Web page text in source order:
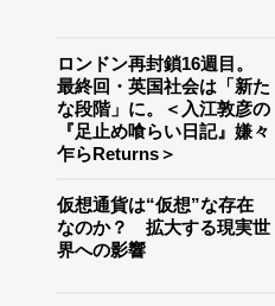
ロンドン再封鎖16週目。
最終回・英国社会は「新た
な段階」に。＜入江敦彦の
『足止め喰らい日記』嫌々
乍らReturns＞
仮想通貨は“仮想”な存在
なのか？ 拡大する現実世
界への影響